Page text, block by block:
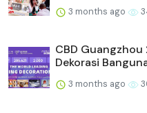
3 months ago
CBD
Dekorasi
3 months ago